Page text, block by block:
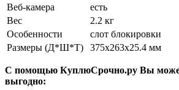
Веб-камера
есть
Вес
2.2 кг
Особенности
слот блокировки
Размеры (Д*Ш*Т)
375x263x25.4 мм
С помощью КуплюСрочно.ру Вы
выгодно: